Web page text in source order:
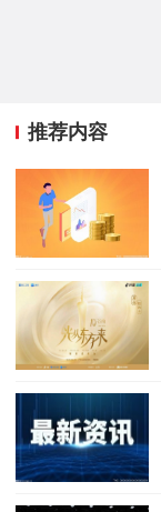
推荐内容